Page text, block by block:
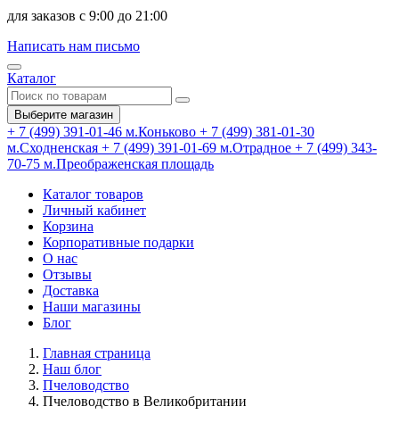
для заказов с 9:00 до 21:00
Написать нам письмо
Каталог
Выберите магазин
+ 7 (499) 391-01-46 м.Коньково + 7 (499) 381-01-30
м.Сходненская + 7 (499) 391-01-69 м.Отрадное + 7 (499) 343-
70-75 м.Преображенская площадь
Каталог товаров
Личный кабинет
Корзина
Корпоративные подарки
О нас
Отзывы
Доставка
Наши магазины
Блог
Главная страница
Наш блог
Пчеловодство
Пчеловодство в Великобритании